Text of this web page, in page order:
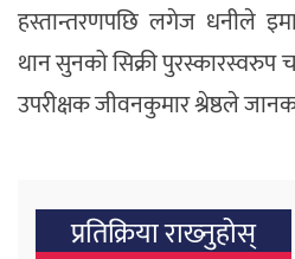
हस्तान्तरणपछि लगेज धनीले
थान सुनको सिक्री पुरस्कारस्वरुप
उपरीक्षक जीवनकुमार श्रेष्ठले
प्रतिक्रिया राख्‍नुहोस्